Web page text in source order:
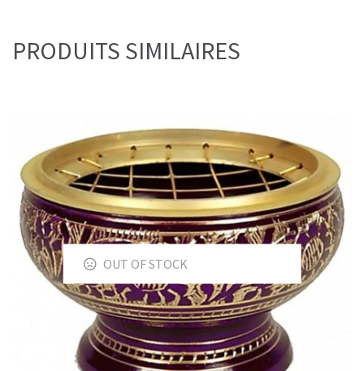
PRODUITS SIMILAIRES
OUT OF STOCK